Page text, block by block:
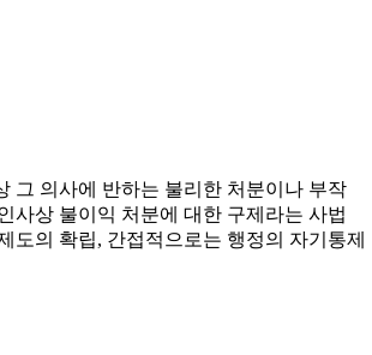
그 의사에 반하는 불리한 처분이나 부작
사상 불이익 처분에 대한 구제라는 사법
도의 확립, 간접적으로는 행정의 자기통제